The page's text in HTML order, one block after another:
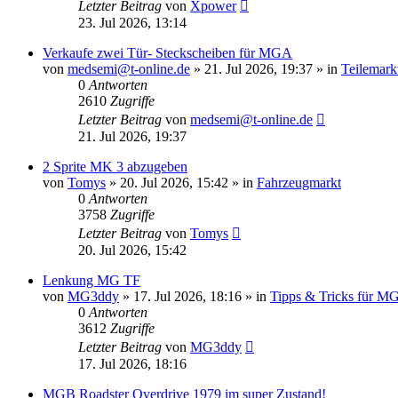
Letzter Beitrag von Xpower
23. Jul 2026, 13:14
Verkaufe zwei Tür- Steckscheiben für MGA
von medsemi@t-online.de » 21. Jul 2026, 19:37 » in
0 Antworten
2610 Zugriffe
Letzter Beitrag von medsemi@t-online.de
21. Jul 2026, 19:37
2 Sprite MK 3 abzugeben
von Tomys » 20. Jul 2026, 15:42 » in Fahrzeugmarkt
0 Antworten
3758 Zugriffe
Letzter Beitrag von Tomys
20. Jul 2026, 15:42
Lenkung MG TF
von MG3ddy » 17. Jul 2026, 18:16 » in Tipps & Tricks für
0 Antworten
3612 Zugriffe
Letzter Beitrag von MG3ddy
17. Jul 2026, 18:16
MGB Roadster Overdrive 1979 im super Zustand!